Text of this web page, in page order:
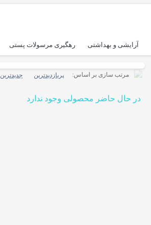
آرایشی و بهداشتی رهگیری مرسولات پستی
مرتب سازی بر اساس: پربازدیدترین جدیدترین
در حال حاضر محصولی وجود ندارد